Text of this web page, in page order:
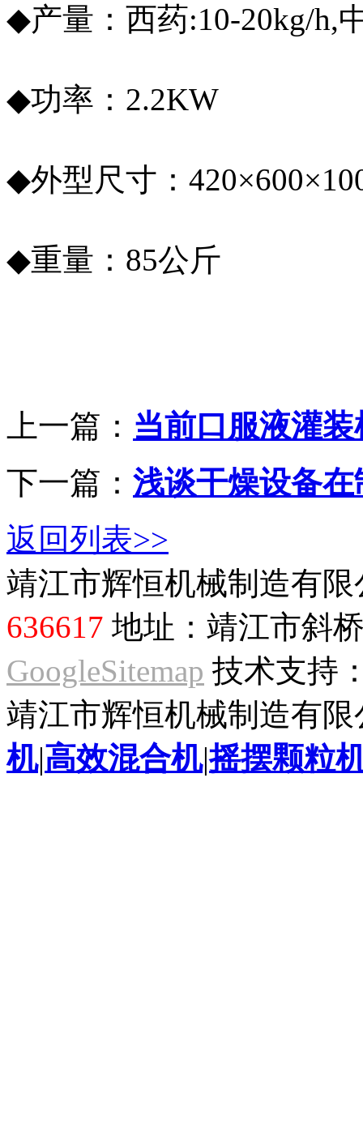
◆产量：西药:10-20kg/h,
◆功率：2.2KW
◆外型尺寸：
◆重量：85公斤
上一篇： 当前口服液灌
下一篇： 浅谈干燥设备
返回列表>>
靖江市辉恒机械制造有
636617 地址：靖江市斜
GoogleSitemap 技术支持
靖江市辉恒机械制造有
机|高效混合机|摇摆颗粒